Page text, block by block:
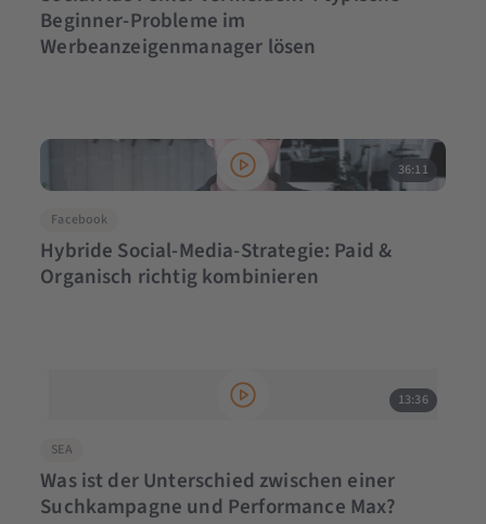
Beginner-Probleme im
Werbeanzeigenmanager lösen
36:11
Facebook
Hybride Social-Media-Strategie: Paid &
Organisch richtig kombinieren
13:36
SEA
Was ist der Unterschied zwischen einer
Suchkampagne und Performance Max?